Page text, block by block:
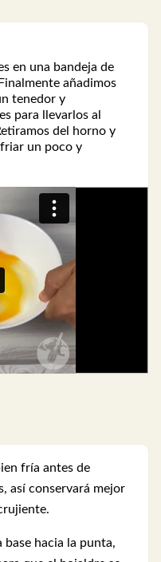
en una bandeja de
añadimos
tenedor y
para llevarlos al
del horno y
un poco y
fría antes de
así conservará mejor
base hacia la punta,